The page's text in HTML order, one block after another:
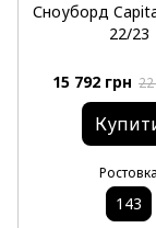
Сноуборд
22/23
15 792 грн
Ростовка
143